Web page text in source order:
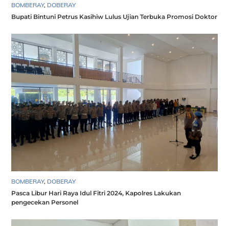
BOMBERAY, DOBERAY
Bupati Bintuni Petrus Kasihiw Lulus Ujian Terbuka Promosi Doktor
BOMBERAY, DOBERAY
Pasca Libur Hari Raya Idul Fitri 2024, Kapolres Lakukan
pengecekan Personel